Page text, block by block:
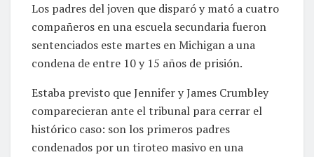
Los padres del joven que disparó y mató a cuatro
compañeros en una escuela secundaria fueron
sentenciados este martes en Michigan a una
condena de entre 10 y 15 años de prisión.
Estaba previsto que Jennifer y James Crumbley
comparecieran ante el tribunal para cerrar el
histórico caso: son los primeros padres
condenados por un tiroteo masivo en una